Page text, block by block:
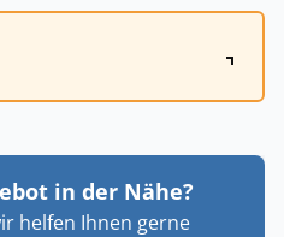
in der Nähe?
helfen Ihnen gerne